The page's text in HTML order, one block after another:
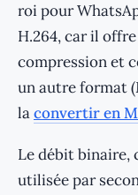
roi pour
H.264, car il
compression et
un autre format
laconvertir en
Le débit binaire,
utilisée par